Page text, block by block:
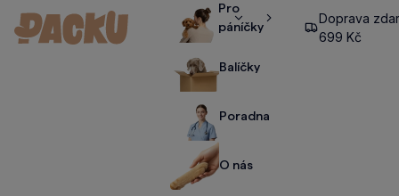
Pro
páníčky
ZobrazitZobrazit
Balíčky
Poradna
O nás
Doprava
699 Kč